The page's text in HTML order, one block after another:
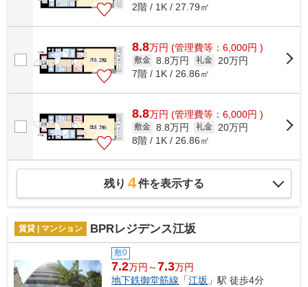
2階 / 1K / 27.79㎡
8.8万円 (管理費等：6,000円 )
敷金 8.8万円 礼金
20万円
7階 / 1K / 26.86㎡
8.8万円 (管理費等：6,000円 )
敷金 8.8万円 礼金
20万円
8階 / 1K / 26.86㎡
残り 4件を表示する
賃貸 | マンション BPRレジデンス江坂
敷0
7.2万円～7.3万円
地下鉄御堂筋線 「江坂 」駅 徒歩4分